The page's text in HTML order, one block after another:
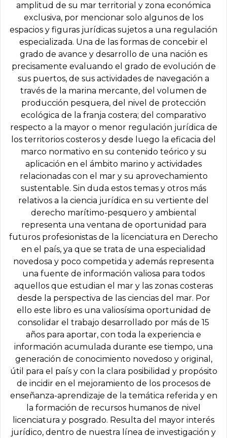
amplitud de su mar territorial y zona económica
exclusiva, por mencionar solo algunos de los
espacios y figuras jurídicas sujetos a una regulación
especializada. Una de las formas de concebir el
grado de avance y desarrollo de una nación es
precisamente evaluando el grado de evolución de
sus puertos, de sus actividades de navegación a
través de la marina mercante, del volumen de
producción pesquera, del nivel de protección
ecológica de la franja costera; del comparativo
respecto a la mayor o menor regulación jurídica de
los territorios costeros y desde luego la eficacia del
marco normativo en su contenido teórico y su
aplicación en el ámbito marino y actividades
relacionadas con el mar y su aprovechamiento
sustentable. Sin duda estos temas y otros más
relativos a la ciencia jurídica en su vertiente del
derecho marítimo-pesquero y ambiental
representa una ventana de oportunidad para
futuros profesionistas de la licenciatura en Derecho
en el país, ya que se trata de una especialidad
novedosa y poco competida y además representa
una fuente de información valiosa para todos
aquellos que estudian el mar y las zonas costeras
desde la perspectiva de las ciencias del mar. Por
ello este libro es una valiosísima oportunidad de
consolidar el trabajo desarrollado por más de 15
años para aportar, con toda la experiencia e
información acumulada durante ese tiempo, una
generación de conocimiento novedoso y original,
útil para el país y con la clara posibilidad y propósito
de incidir en el mejoramiento de los procesos de
enseñanza-aprendizaje de la temática referida y en
la formación de recursos humanos de nivel
licenciatura y posgrado. Resulta del mayor interés
jurídico, dentro de nuestra línea de investigación y